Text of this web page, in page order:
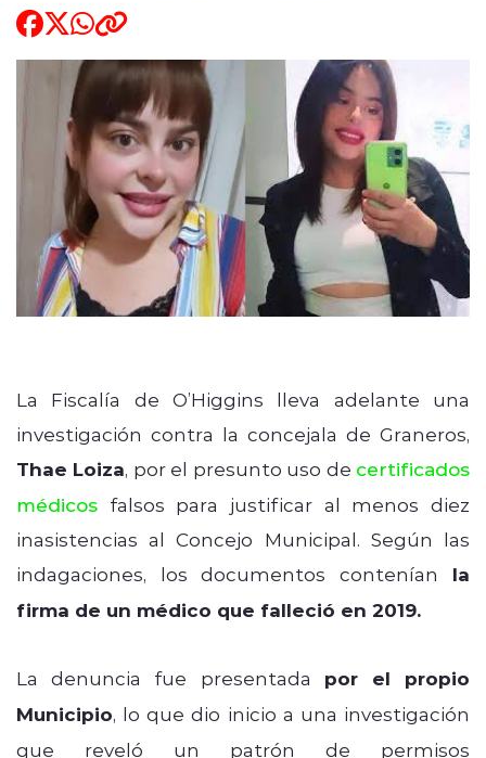
La Fiscalía de O’Higgins lleva adelante una
investigación contra la concejala de Graneros,
Thae Loiza, por el presunto uso de certificados
médicos falsos para justificar al menos diez
inasistencias al Concejo Municipal. Según las
indagaciones, los documentos contenían la
firma de un médico que falleció en 2019.
La denuncia fue presentada por el propio
Municipio, lo que dio inicio a una investigación
que reveló un patrón de permisos